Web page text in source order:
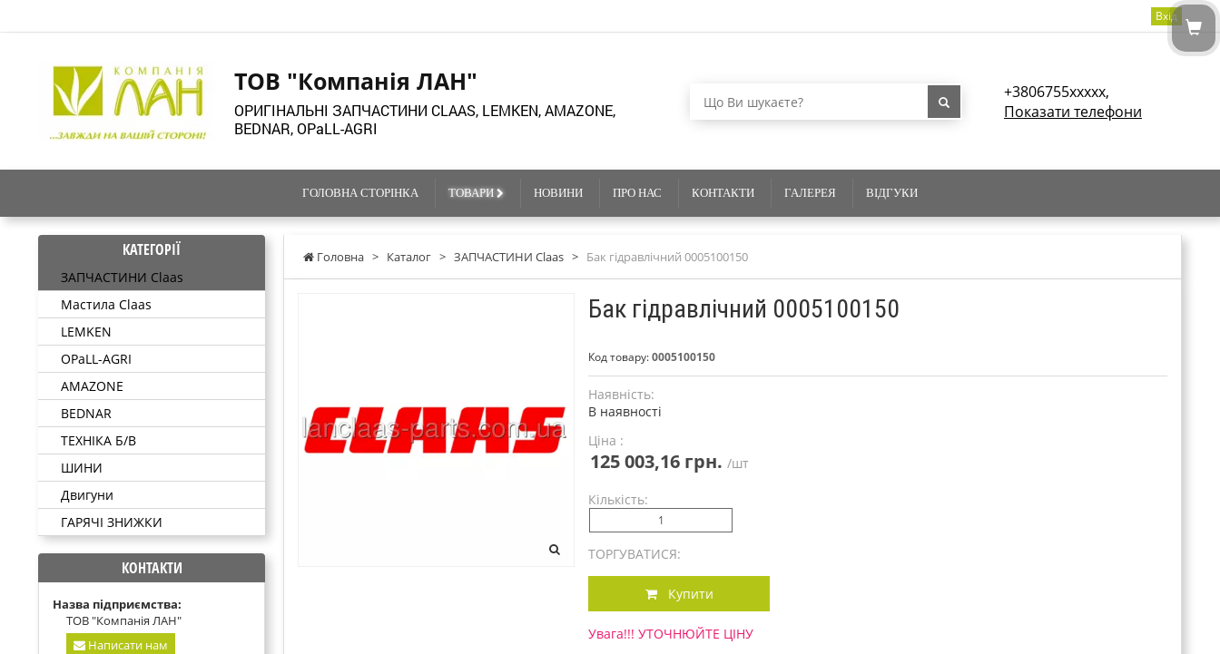
Вхід
ТОВ "Компанія ЛАН"
ОРИГІНАЛЬНІ ЗАПЧАСТИНИ CLAAS, LEMKEN, AMAZONE,
BEDNAR, OPaLL-AGRI
+3806755xxxxx,
Показати телефони
ГОЛОВНА СТОРІНКА ТОВАРИ НОВИНИ ПРО НАС КОНТАКТИ ГАЛЕРЕЯ ВІДГУКИ
Головна > Каталог > ЗАПЧАСТИНИ Claas > Бак гідравлічний 0005100150
Бак гідравлічний 0005100150
Код товару:0005100150
Наявність:
В наявності
Ціна :
125 003,16 грн. /шт
Кількість:
ТОРГУВАТИСЯ:
Купити
Увага!!! УТОЧНЮЙТЕ ЦІНУ
КАТЕГОРІЇ
ЗАПЧАСТИНИ Claas
Мастила Claas
LEMKEN
OPaLL-AGRI
AMAZONE
BEDNAR
ТЕХНІКА Б/В
ШИНИ
Двигуни
ГАРЯЧІ ЗНИЖКИ
КОНТАКТИ
Назва підприємства:
ТОВ "Компанія ЛАН"
Написати нам